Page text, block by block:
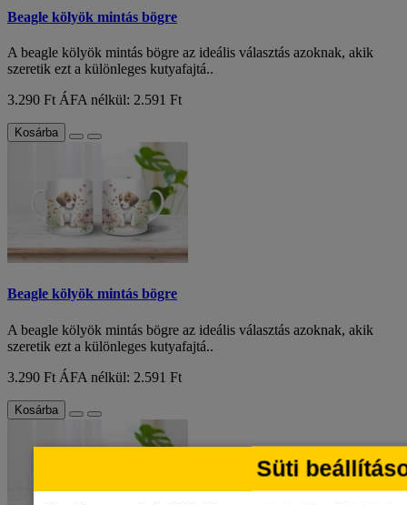
Beagle kölyök mintás bögre
A beagle kölyök mintás bögre az ideális választás azoknak, akik
szeretik ezt a különleges kutyafajtá..
3.290 Ft ÁFA nélkül: 2.591 Ft
Kosárba
Beagle kölyök mintás bögre
A beagle kölyök mintás bögre az ideális választás azoknak, akik
szeretik ezt a különleges kutyafajtá..
3.290 Ft ÁFA nélkül: 2.591 Ft
Kosárba
Süti